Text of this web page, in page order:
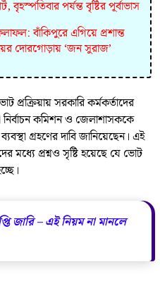
বৃহস্পতিবার পর্যন্ত বৃষ্টির পূর্বাভাস
বাঁকিপুরে এগিয়ে প্রশান্ত
দোরগোড়ায় ‘জন সুরাজ’
প্রক্রিয়ায় সরকারি কর্মকর্তাদের
নির্বাচন কমিশন ও জেলাশাসককে
গ্রহণের দাবি জানিয়েছেন। এই
মধ্যে প্রশ্নও সৃষ্টি হয়েছে যে ভোট
জারি – এই নিয়ম না মানলে